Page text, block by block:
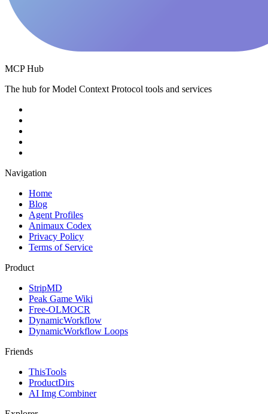
MCP Hub
The hub for Model Context Protocol tools and services
Navigation
Home
Blog
Agent Profiles
Animaux Codex
Privacy Policy
Terms of Service
Product
StripMD
Peak Game Wiki
Free-OLMOCR
DynamicWorkflow
DynamicWorkflow Loops
Friends
ThisTools
ProductDirs
AI Img Combiner